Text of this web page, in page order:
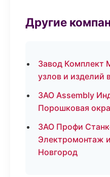
Другие
Завод Комплект
узлов и изделий
ЗАО Assembly
Порошковая
ЗАО Профи
Электромонтаж
Новгород